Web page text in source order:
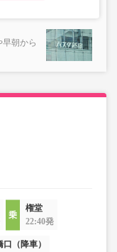
朝から
権堂
22:40発
（降車）